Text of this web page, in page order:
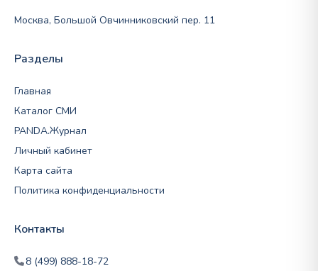
Москва, Большой Овчинниковский пер. 11
Разделы
Главная
Каталог СМИ
PANDA.Журнал
Личный кабинет
Карта сайта
Политика конфиденциальности
Контакты
8 (499) 888-18-72